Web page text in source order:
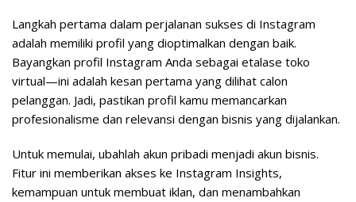
Langkah pertama dalam perjalanan sukses di Instagram
adalah memiliki profil yang dioptimalkan dengan baik.
Bayangkan profil Instagram Anda sebagai etalase toko
virtual—ini adalah kesan pertama yang dilihat calon
pelanggan. Jadi, pastikan profil kamu memancarkan
profesionalisme dan relevansi dengan bisnis yang dijalankan.
Untuk memulai, ubahlah akun pribadi menjadi akun bisnis.
Fitur ini memberikan akses ke Instagram Insights,
kemampuan untuk membuat iklan, dan menambahkan